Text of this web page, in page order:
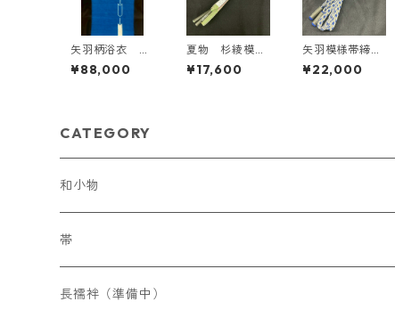
矢羽柄浴衣 ＜
藤井絞り＞ YF
-10
¥88,000
夏物 杉綾模様
グラデーション
帯締め ＜和小
¥17,600
矢羽模様帯締
め ＜和小物さ
くら＞ SOJ-7
¥22,000
CATEGORY
和小物
帯締め
フォーマル
帯揚げ
帯
染名古屋帯
長襦袢（準備中）